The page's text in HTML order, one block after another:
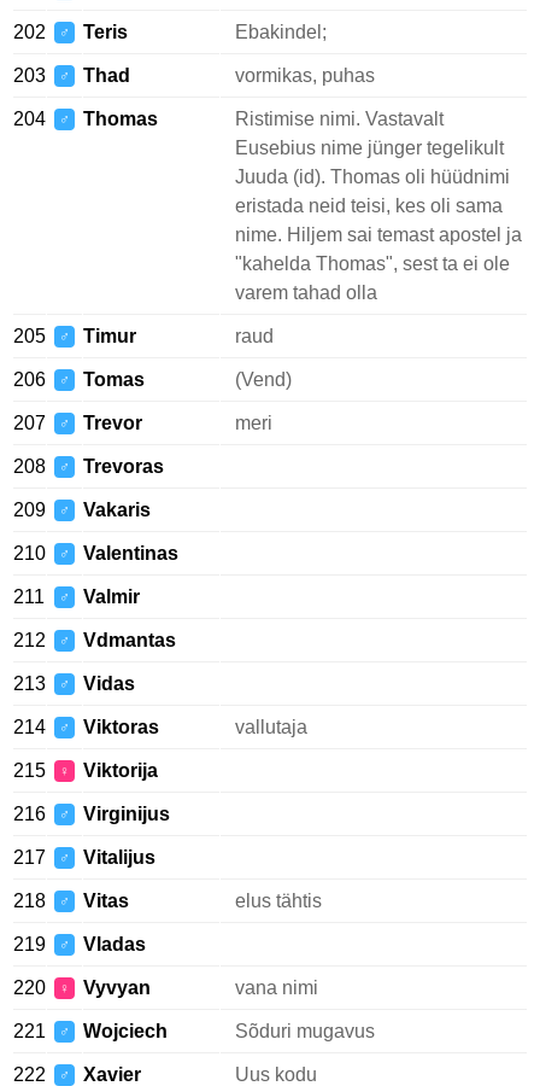
202 ♂ Teris Ebakindel;
203 ♂ Thad vormikas, puhas
204 ♂ Thomas
Ristimise nimi. Vastavalt
Eusebius nime jünger tegelikult
Juuda (id). Thomas oli hüüdnimi
eristada neid teisi, kes oli sama
nime. Hiljem sai temast apostel ja
"kahelda Thomas", sest ta ei ole
varem tahad olla
205 ♂ Timur raud
206 ♂ Tomas (Vend)
207 ♂ Trevor meri
208 ♂ Trevoras
209 ♂ Vakaris
210 ♂ Valentinas
211 ♂ Valmir
212 ♂ Vdmantas
213 ♂ Vidas
214 ♂ Viktoras vallutaja
215 ♀ Viktorija
216 ♂ Virginijus
217 ♂ Vitalijus
218 ♂ Vitas elus tähtis
219 ♂ Vladas
220 ♀ Vyvyan vana nimi
221 ♂ Wojciech Sõduri mugavus
222 ♂ Xavier Uus kodu